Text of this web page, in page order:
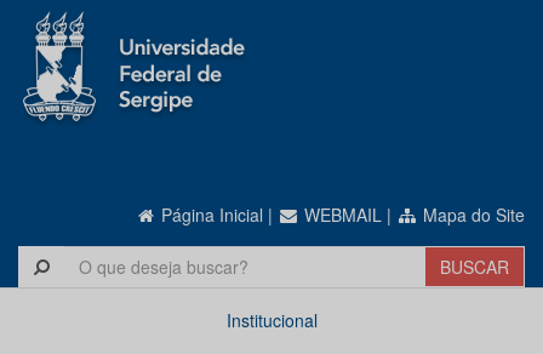
Página Inicial | WEBMAIL | Mapa do Site
Institucional